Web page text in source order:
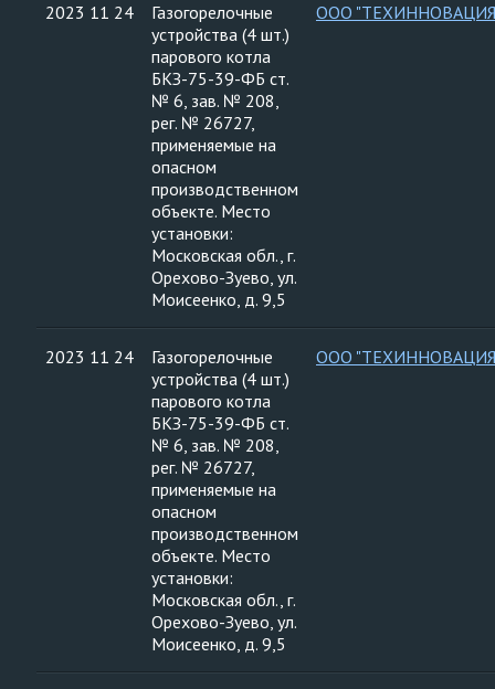
2023 11 24
Газогорелочные
устройства (4 шт.)
парового котла
БКЗ-75-39-ФБ ст.
№ 6, зав. № 208,
рег. № 26727,
применяемые на
опасном
производственном
объекте. Место
установки:
Московская обл., г.
Орехово-Зуево, ул.
Моисеенко, д. 9,5
ООО
2023 11 24
Газогорелочные
устройства (4 шт.)
парового котла
БКЗ-75-39-ФБ ст.
№ 6, зав. № 208,
рег. № 26727,
применяемые на
опасном
производственном
объекте. Место
установки:
Московская обл., г.
Орехово-Зуево, ул.
Моисеенко, д. 9,5
ООО